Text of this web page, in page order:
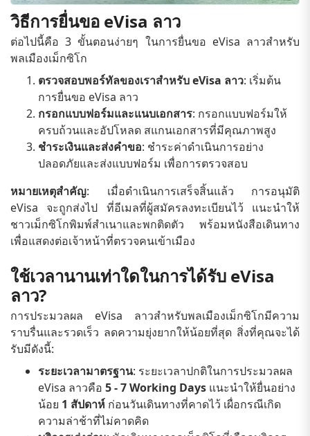
วิธีการยื่นขอ eVisa ลาว
ต่อไปนี้คือ 3 ขั้นตอนง่ายๆ ในการยื่นขอ eVisa ลาวสำหรับ
พลเมืองเม็กซิโก
ตรวจสอบพอร์ทัลของเราสำหรับ eVisa ลาว: เริ่มต้น
การยื่นขอ eVisa ลาว
กรอกแบบฟอร์มและแนบเอกสาร: กรอกแบบฟอร์มให้
ครบถ้วนและอัปโหลด สแกนเอกสารที่มีคุณภาพสูง
ชำระเงินและส่งคำขอ: ชำระค่าดำเนินการอย่าง
ปลอดภัยและส่งแบบฟอร์ม เพื่อการตรวจสอบ
หมายเหตุสำคัญ: เมื่อดำเนินการเสร็จสิ้นแล้ว การอนุมัติ
eVisa จะถูกส่งไป ที่อีเมลที่ผู้สมัครลงทะเบียนไว้ แนะนำให้
ชาวเม็กซิโกพิมพ์สำเนาและพกติดตัว พร้อมหนังสือเดินทาง
เพื่อแสดงต่อเจ้าหน้าที่ตรวจคนเข้าเมือง
ใช้เวลานานเท่าใดในการได้รับ eVisa
ลาว?
การประมวลผล eVisa ลาวสำหรับพลเมืองเม็กซิโกมีความ
ราบรื่นและรวดเร็ว ลดความยุ่งยากให้น้อยที่สุด สิ่งที่คุณจะได้
รับมีดังนี้:
ระยะเวลามาตรฐาน: ระยะเวลาปกติในการประมวลผล
eVisa ลาวคือ 5 - 7 Working Days แนะนำให้ยื่นอย่าง
น้อย 1 สัปดาห์ ก่อนวันเดินทางที่คาดไว้ เผื่อกรณีเกิด
ความล่าช้าที่ไม่คาดคิด